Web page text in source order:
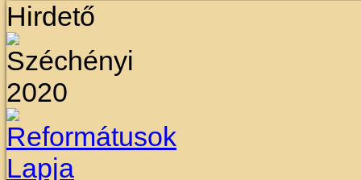
Hirdető